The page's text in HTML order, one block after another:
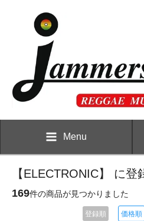
Menu
【ELECTRONIC】 に
169件の商品が見つかりました
登録順 価格順